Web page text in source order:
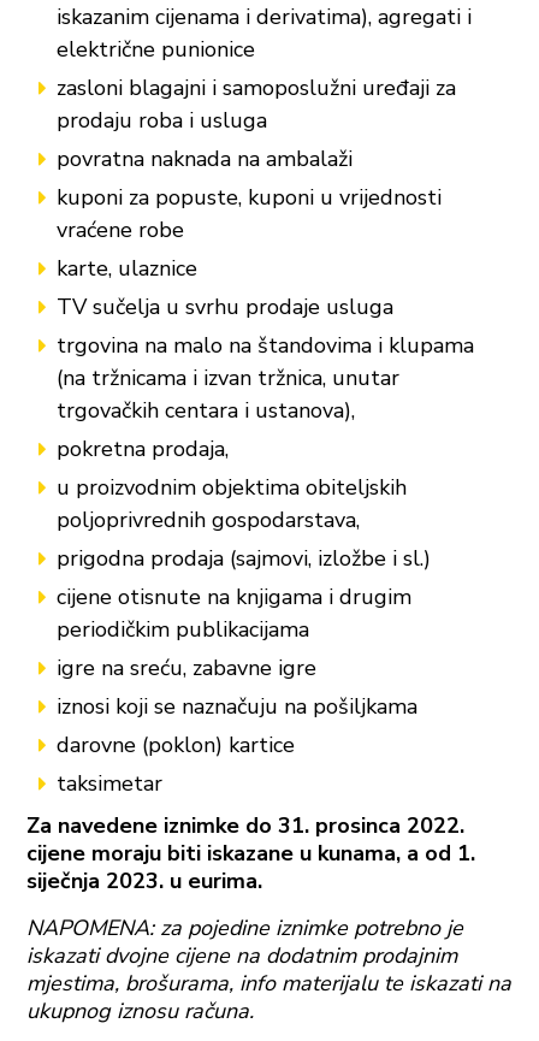
iskazanim cijenama i derivatima), agregati i
električne punionice
zasloni blagajni i samoposlužni uređaji za
prodaju roba i usluga
povratna naknada na ambalaži
kuponi za popuste, kuponi u vrijednosti
vraćene robe
karte, ulaznice
TV sučelja u svrhu prodaje usluga
trgovina na malo na štandovima i klupama
(na tržnicama i izvan tržnica, unutar
trgovačkih centara i ustanova),
pokretna prodaja,
u proizvodnim objektima obiteljskih
poljoprivrednih gospodarstava,
prigodna prodaja (sajmovi, izložbe i sl.)
cijene otisnute na knjigama i drugim
periodičkim publikacijama
igre na sreću, zabavne igre
iznosi koji se naznačuju na pošiljkama
darovne (poklon) kartice
taksimetar
Za navedene iznimke do 31. prosinca 2022.
cijene moraju biti iskazane u kunama, a od 1.
siječnja 2023. u eurima.
NAPOMENA: za pojedine iznimke potrebno je
iskazati dvojne cijene na dodatnim prodajnim
mjestima, brošurama, info materijalu te iskazati na
ukupnog iznosu računa.